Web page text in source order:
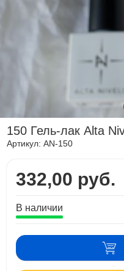
150 Гель-лак Alta
Артикул:AN-150
332,00 руб.
В наличии